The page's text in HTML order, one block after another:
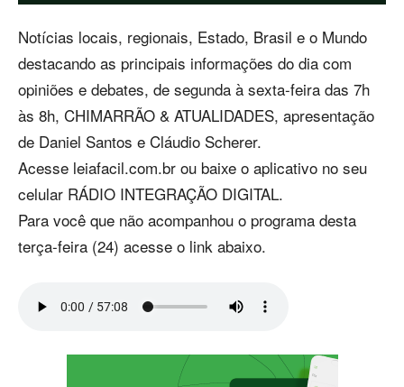
Notícias locais, regionais, Estado, Brasil e o Mundo
destacando as principais informações do dia com
opiniões e debates, de segunda à sexta-feira das 7h
às 8h, CHIMARRÃO & ATUALIDADES, apresentação
de Daniel Santos e Cláudio Scherer.
Acesse leiafacil.com.br ou baixe o aplicativo no seu
celular RÁDIO INTEGRAÇÃO DIGITAL.
Para você que não acompanhou o programa desta
terça-feira (24) acesse o link abaixo.